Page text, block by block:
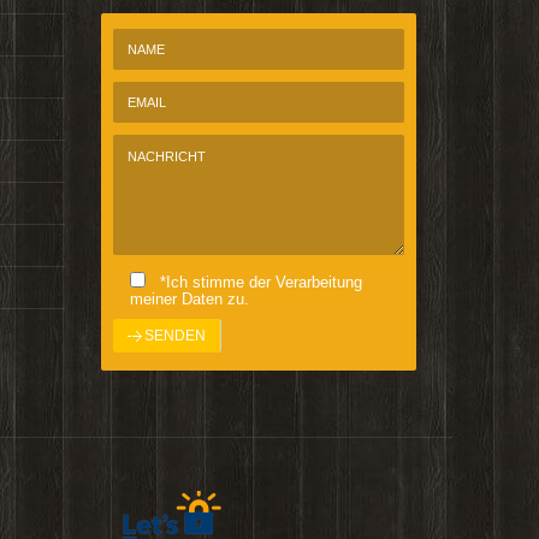
*Ich stimme der Verarbeitung
meiner Daten zu.